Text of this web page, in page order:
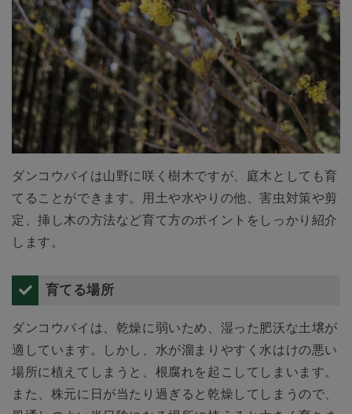
ダンコウバイは山野に咲く樹木ですが、庭木としても育
てることができます。用土や水やりの他、害虫対策や剪
定、挿し木の方法など育て方のポイントをしっかり紹介
します。
育てる場所
ダンコウバイは、乾燥に弱いため、湿った肥沃な土壌が
適しています。しかし、水が溜まりやすく水はけの悪い
場所に植えてしまうと、根腐れを起こしてしまいます。
また、株元に日が当たり過ぎると乾燥してしまうので、